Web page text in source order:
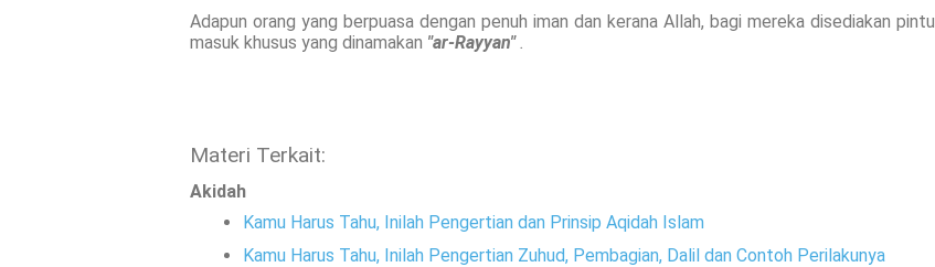
Adapun orang yang berpuasa dengan penuh iman dan kerana Allah, bagi mereka disediakan pintu
masuk khusus yang dinamakan "ar-Rayyan".
Materi Terkait:
Akidah
Kamu Harus Tahu, Inilah Pengertian dan Prinsip Aqidah Islam
Kamu Harus Tahu, Inilah Pengertian Zuhud, Pembagian, Dalil dan Contoh Perilakunya